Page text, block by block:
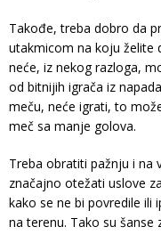
Takođe, treba dobro da
utakmicom na koju želite
neće, iz nekog razloga,
od bitnijih igrača iz
meču, neće igrati, to
meč sa manje golova.
Treba obratiti pažnju i na
značajno otežati uslove
kako se ne bi povredile ili
na terenu. Tako su šanse